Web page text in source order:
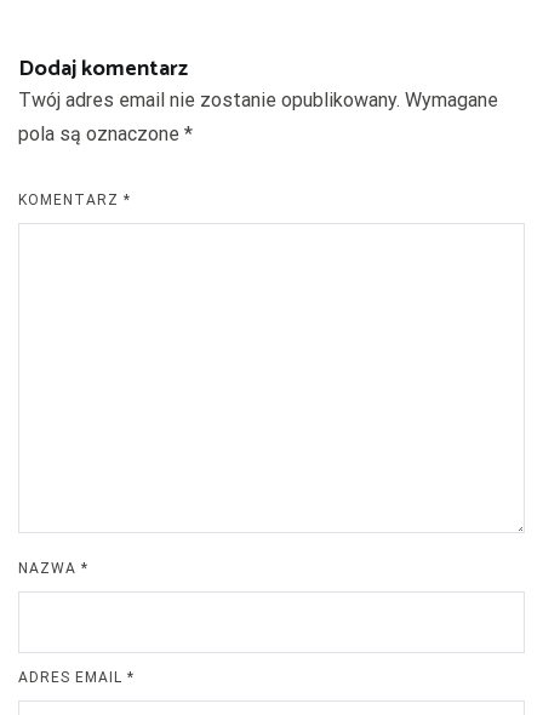
Dodaj komentarz
Twój adres email nie zostanie opublikowany. Wymagane
pola są oznaczone *
KOMENTARZ *
NAZWA *
ADRES EMAIL *